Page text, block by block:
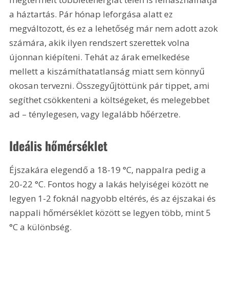
a háztartás. Pár hónap leforgása alatt ez
megváltozott, és ez a lehetőség már nem adott azok
számára, akik ilyen rendszert szerettek volna
újonnan kiépíteni. Tehát az árak emelkedése
mellett a kiszámíthatatlanság miatt sem könnyű
okosan tervezni. Összegyűjtöttünk pár tippet, ami
segíthet csökkenteni a költségeket, és melegebbet
ad – ténylegesen, vagy legalább hőérzetre.
Ideális hőmérséklet
Éjszakára elegendő a 18-19 °C, nappalra pedig a
20-22 °C. Fontos hogy a lakás helyiségei között ne
legyen 1-2 foknál nagyobb eltérés, és az éjszakai és
nappali hőmérséklet között se legyen több, mint 5
°C a különbség.